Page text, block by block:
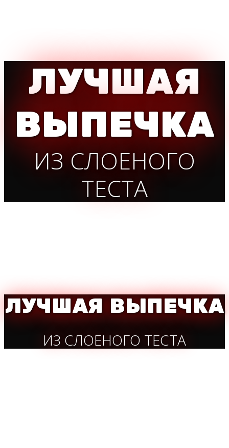
ЛУЧШАЯ
ВЫПЕЧКА
ИЗ СЛОЕНОГО
ТЕСТА
ЛУЧШАЯ ВЫПЕЧКА
ИЗ СЛОЕНОГО ТЕСТА